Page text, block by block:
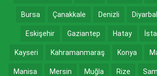
Bursa Çanakkale Denizli
Eskişehir Gaziantep Hatay
Kayseri Kahramanmaraş Konya
Manisa Mersin Muğla Rize